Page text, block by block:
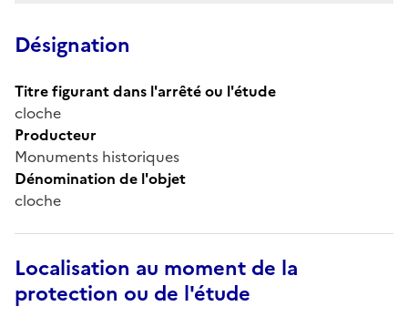
Désignation
Titre figurant dans l'arrêté ou l'étude
cloche
Producteur
Monuments historiques
Dénomination de l'objet
cloche
Localisation au moment de la
protection ou de l'étude